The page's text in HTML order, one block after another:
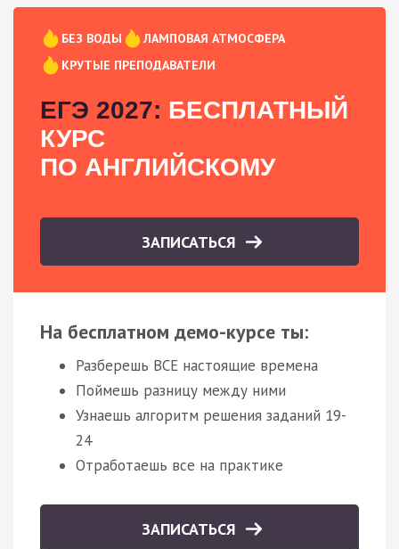
БЕЗ ВОДЫ
ЛАМПОВАЯ АТМОСФЕРА
КРУТЫЕ ПРЕПОДАВАТЕЛИ
ЕГЭ 2027: БЕСПЛАТНЫЙ
КУРС
ПО АНГЛИЙСКОМУ
ЗАПИСАТЬСЯ
На бесплатном демо-курсе ты:
Разберешь ВСЕ настоящие времена
Поймешь разницу между ними
Узнаешь алгоритм решения заданий 19-
24
Отработаешь все на практике
ЗАПИСАТЬСЯ